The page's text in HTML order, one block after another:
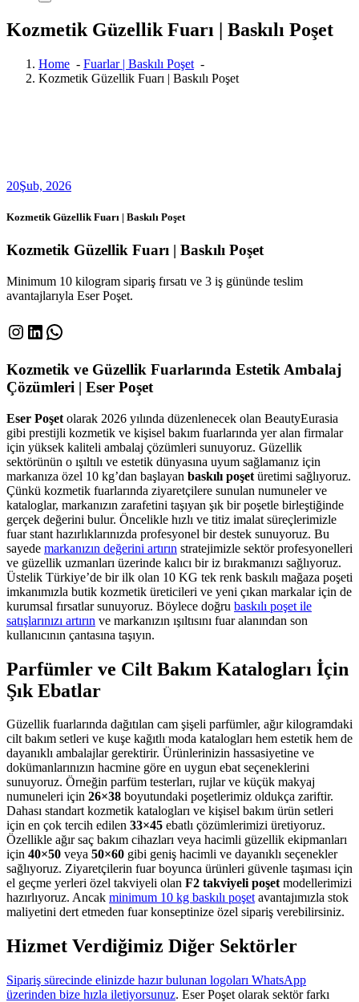
Kozmetik Güzellik Fuarı | Baskılı Poşet
Home - Fuarlar | Baskılı Poşet -
Kozmetik Güzellik Fuarı | Baskılı Poşet
20Şub, 2026
Kozmetik Güzellik Fuarı | Baskılı Poşet
Kozmetik Güzellik Fuarı | Baskılı Poşet
Minimum 10 kilogram sipariş fırsatı ve 3 iş gününde teslim
avantajlarıyla Eser Poşet.
Instagram
LinkedIn
WhatsApp
Kozmetik ve Güzellik Fuarlarında Estetik Ambalaj
Çözümleri | Eser Poşet
Eser Poşet olarak 2026 yılında düzenlenecek olan BeautyEurasia
gibi prestijli kozmetik ve kişisel bakım fuarlarında yer alan firmalar
için yüksek kaliteli ambalaj çözümleri sunuyoruz. Güzellik
sektörünün o ışıltılı ve estetik dünyasına uyum sağlamanız için
markanıza özel 10 kg’dan başlayan baskılı poşet üretimi sağlıyoruz.
Çünkü kozmetik fuarlarında ziyaretçilere sunulan numuneler ve
kataloglar, markanızın zarafetini taşıyan şık bir poşetle birleştiğinde
gerçek değerini bulur. Öncelikle hızlı ve titiz imalat süreçlerimizle
fuar stant hazırlıklarınızda profesyonel bir destek sunuyoruz. Bu
sayede markanızın değerini artırın stratejimizle sektör profesyonelleri
ve güzellik uzmanları üzerinde kalıcı bir iz bırakmanızı sağlıyoruz.
Üstelik Türkiye’de bir ilk olan 10 KG tek renk baskılı mağaza poşeti
imkanımızla butik kozmetik üreticileri ve yeni çıkan markalar için de
kurumsal fırsatlar sunuyoruz. Böylece doğru baskılı poşet ile
satışlarınızı artırın ve markanızın ışıltısını fuar alanından son
kullanıcının çantasına taşıyın.
Parfümler ve Cilt Bakım Katalogları İçin
Şık Ebatlar
Güzellik fuarlarında dağıtılan cam şişeli parfümler, ağır kilogramdaki
cilt bakım setleri ve kuşe kağıtlı moda katalogları hem estetik hem de
dayanıklı ambalajlar gerektirir. Ürünlerinizin hassasiyetine ve
dokümanlarınızın hacmine göre en uygun ebat seçeneklerini
sunuyoruz. Örneğin parfüm testerları, rujlar ve küçük makyaj
numuneleri için 26×38 boyutundaki poşetlerimiz oldukça zariftir.
Dahası standart kozmetik katalogları ve kişisel bakım ürün setleri
için en çok tercih edilen 33×45 ebatlı çözümlerimizi üretiyoruz.
Özellikle ağır saç bakım cihazları veya hacimli güzellik ekipmanları
için 40×50 veya 50×60 gibi geniş hacimli ve dayanıklı seçenekler
sağlıyoruz. Ziyaretçilerin fuar boyunca ürünleri güvenle taşıması için
el geçme yerleri özel takviyeli olan F2 takviyeli poşetmodellerimizi
hazırlıyoruz. Ancak minimum 10 kg baskılı poşetavantajımızla stok
maliyetini dert etmeden fuar konseptinize özel sipariş verebilirsiniz.
Hizmet Verdiğimiz Diğer Sektörler
Sipariş sürecinde elinizde hazır bulunan logoları WhatsApp
üzerinden bize hızla iletiyorsunuz. Eser Poşet olarak sektör farkı